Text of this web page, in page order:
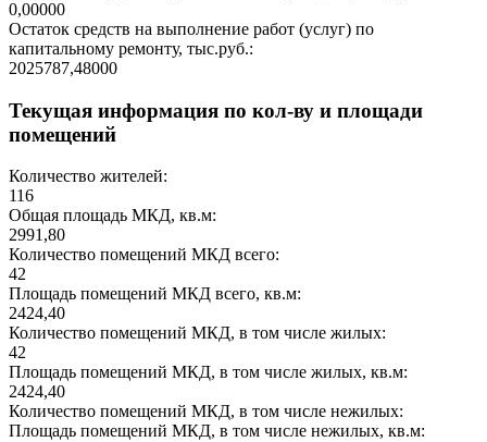
0,00000
Остаток средств на выполнение работ (услуг) по
капитальному ремонту, тыс.руб.:
2025787,48000
Текущая информация по кол-ву и площади
помещений
Количество жителей:
116
Общая площадь МКД, кв.м:
2991,80
Количество помещений МКД всего:
42
Площадь помещений МКД всего, кв.м:
2424,40
Количество помещений МКД, в том числе жилых:
42
Площадь помещений МКД, в том числе жилых, кв.м:
2424,40
Количество помещений МКД, в том числе нежилых:
Площадь помещений МКД, в том числе нежилых, кв.м: